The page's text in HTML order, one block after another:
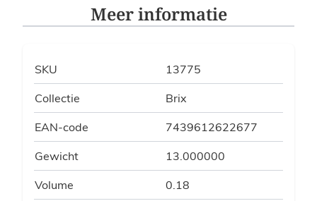
Meer informatie
SKU 13775
Collectie Brix
EAN-code 7439612622677
Gewicht 13.000000
Volume 0.18